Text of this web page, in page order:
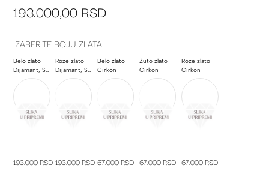
of
gallery
193.000,00 RSD
IZABERITE BOJU ZLATA
Belo zlato
Dijamant, Safir
193.000 RSD
Roze zlato
Dijamant, Safir
193.000 RSD
Belo zlato
Cirkon
67.000 RSD
Žuto zlato
Cirkon
67.000 RSD
Roze zlato
Cirkon
67.000 RSD